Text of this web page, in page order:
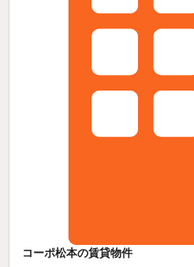
コーポ松本の賃貸物件